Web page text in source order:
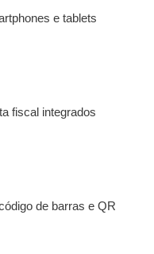
e tablets
fiscal integrados
de barras e QR